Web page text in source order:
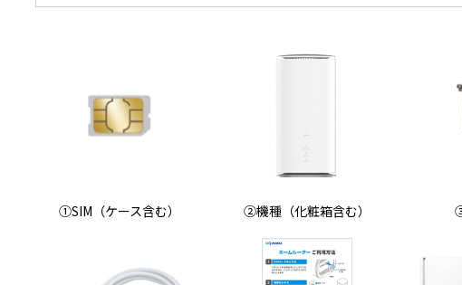
①SIM（ケース含む） ②機種（化粧箱含む）